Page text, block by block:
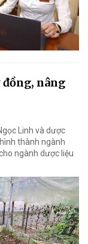
đồng, nâng
Linh và dược
thành ngành
ngành dược liệu